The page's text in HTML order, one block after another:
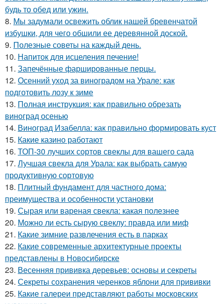
будь то обед или ужин.
8. Мы задумали освежить облик нашей бревенчатой
избушки, для чего обшили ее деревянной доской.
9. Полезные советы на каждый день.
10. Напиток для исцеления печение!
11. Запечённые фаршированные перцы.
12. Осенний уход за виноградом на Урале: как
подготовить лозу к зиме
13. Полная инструкция: как правильно обрезать
виноград осенью
14. Виноград Изабелла: как правильно формировать куст
15. Какие казино работают
16. ТОП-30 лучших сортов свеклы для вашего сада
17. Лучшая свекла для Урала: как выбрать самую
продуктивную сортовую
18. Плитный фундамент для частного дома:
преимущества и особенности установки
19. Сырая или вареная свекла: какая полезнее
20. Можно ли есть сырую свеклу: правда или миф
21. Какие зимние развлечения есть в парках
22. Какие современные архитектурные проекты
представлены в Новосибирске
23. Весенняя прививка деревьев: основы и секреты
24. Секреты сохранения черенков яблони для прививки
25. Какие галереи представляют работы московских